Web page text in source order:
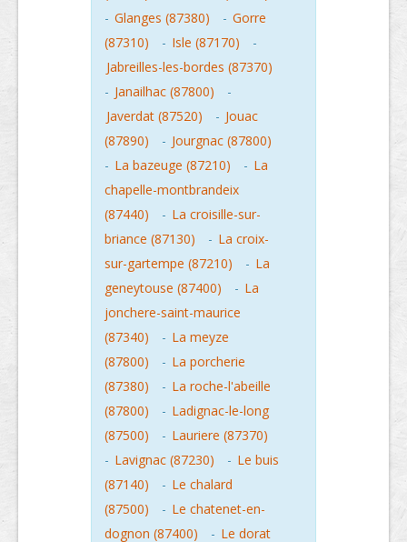
- Glanges (87380) - Gorre
(87310)
- Isle (87170)
-
Jabreilles-les-bordes (87370)
- Janailhac (87800)
-
Javerdat (87520)
- Jouac
(87890)
- Jourgnac (87800)
- La bazeuge (87210) - La
chapelle-montbrandeix
(87440)
- La croisille-sur-
briance (87130)
- La croix-
sur-gartempe (87210)
- La
geneytouse (87400)
- La
jonchere-saint-maurice
(87340)
- La meyze
(87800)
- La porcherie
(87380)
- La roche-l'abeille
(87800)
- Ladignac-le-long
(87500)
- Lauriere (87370)
- Lavignac (87230) - Le buis
(87140)
- Le chalard
(87500)
- Le chatenet-en-
dognon (87400)
- Le dorat